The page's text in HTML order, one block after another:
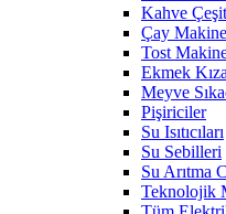
Kahve
Çay
Tost
Ekmek
Meyve
Pişiriciler
Su Isıtıcıları
Su Sebilleri
Su Arıtma
Teknolojik